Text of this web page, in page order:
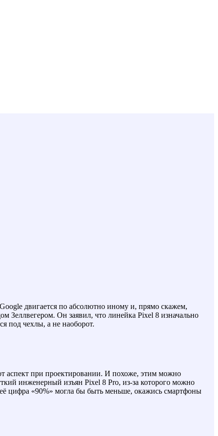
двигается по абсолютно иному и, прямо скажем,
Зеллвегером. Он заявил, что линейка Pixel 8 изначально
под чехлы, а не наоборот.
аспект при проектировании. И похоже, этим можно
инженерный изъян Pixel 8 Pro, из-за которого можно
цифра «90%» могла бы быть меньше, окажись смартфоны